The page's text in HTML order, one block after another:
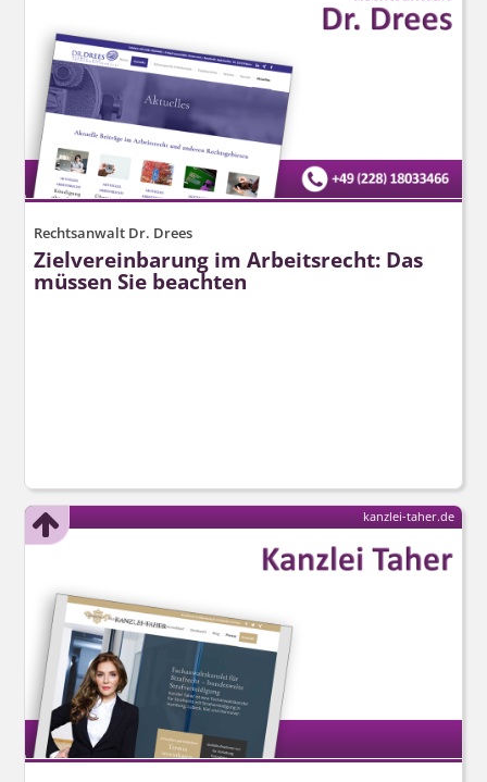
Rechtsanwalt Dr. Drees
Zielvereinbarung im Arbeitsrecht: Das
müssen Sie beachten
kanzlei-taher.de